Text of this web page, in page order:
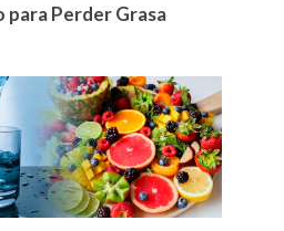
Perder Grasa